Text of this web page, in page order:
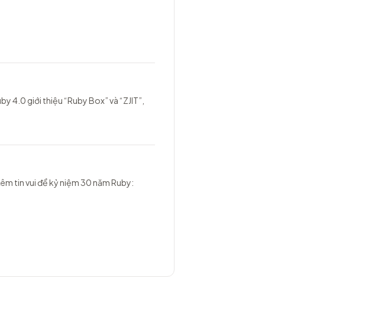
4.0 giới thiệu “Ruby Box” và “ZJIT”,
tin vui để kỷ niệm 30 năm Ruby: